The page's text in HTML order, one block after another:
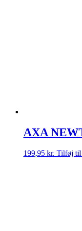
AXA
199,95 kr. Tilføj